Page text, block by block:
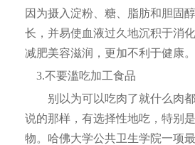
因为摄入淀粉、糖、脂肪和胆固
长，并易使血液过久地沉积于消
减肥美容滋润，更加不利于健康。
3.不要滥吃加工食品
别以为可以吃肉了就什么肉都
说的那样，有选择性地吃，特别
物。哈佛大学公共卫生学院一项